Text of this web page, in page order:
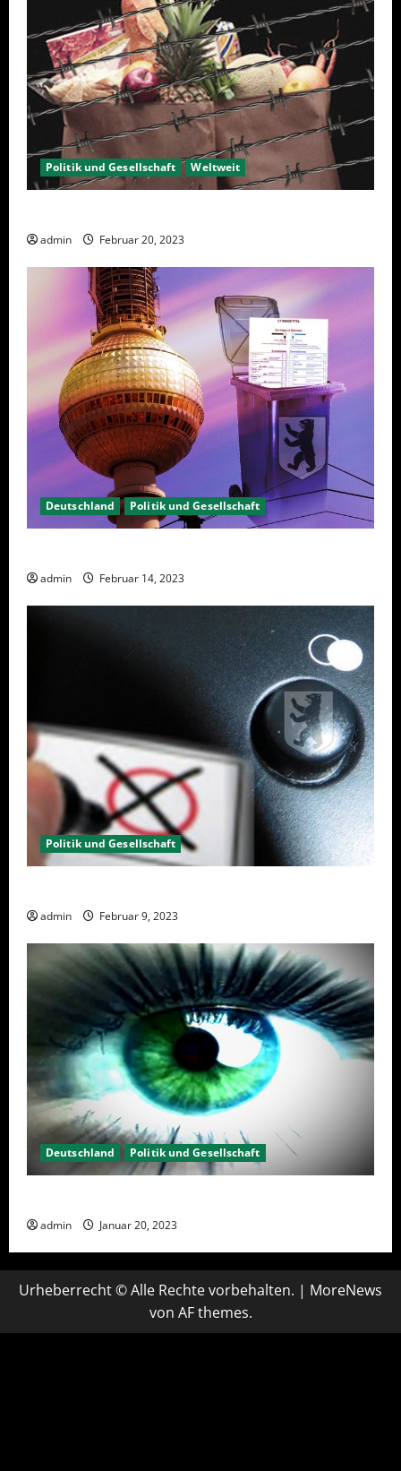
Politik und Gesellschaft Weltweit
admin Februar 20, 2023
Deutschland Politik und Gesellschaft
admin Februar 14, 2023
Politik und Gesellschaft
admin Februar 9, 2023
Deutschland Politik und Gesellschaft
admin Januar 20, 2023
Urheberrecht © Alle Rechte vorbehalten. | MoreNews
von AF themes.